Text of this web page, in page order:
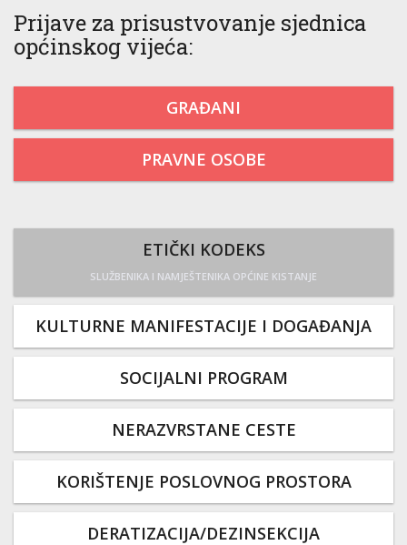
Prijave za prisustvovanje sjednica
općinskog vijeća:
GRAĐANI
PRAVNE OSOBE
ETIČKI KODEKS
SLUŽBENIKA I NAMJEŠTENIKA OPĆINE KISTANJE
KULTURNE MANIFESTACIJE I DOGAĐANJA
SOCIJALNI PROGRAM
NERAZVRSTANE CESTE
KORIŠTENJE POSLOVNOG PROSTORA
DERATIZACIJA/DEZINSEKCIJA